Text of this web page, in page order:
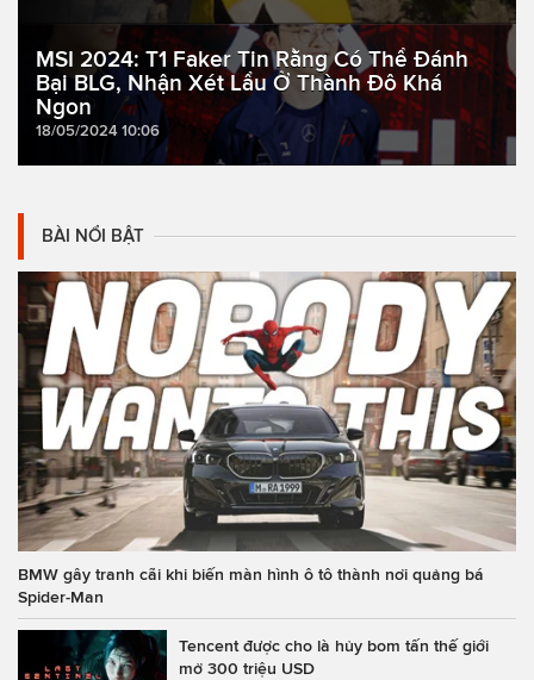
MSI 2024: T1 Faker Tin Rằng Có Thể Đánh
Bại BLG, Nhận Xét Lẩu Ở Thành Đô Khá
Ngon
18/05/2024 10:06
BÀI NỔI BẬT
BMW gây tranh cãi khi biến màn hình ô tô thành nơi quảng bá
Spider-Man
Tencent được cho là hủy bom tấn thế giới
mở 300 triệu USD